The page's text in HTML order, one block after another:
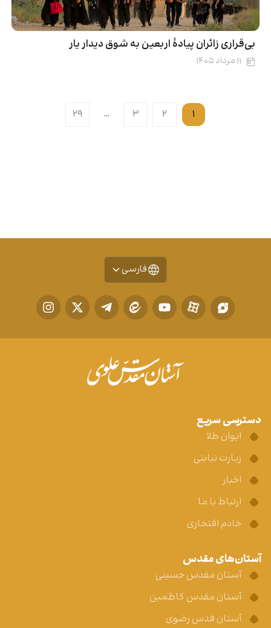
بی‌قراری زائران پیادهٔ اربعین به شوق دیدار یار
۱۱ مرداد ۱۴۰۵
۱ ۲ ۳ … ۲۹
فارسی
دسترسی سریع
ایوان طلا
زیارت نیابتی
اخبار
ارتباط با ما
خادم افتخاری
آستان‌های مقدس
آستان مقدس حسینی
آستان مقدس کاظمین
آستان قدس رضوی